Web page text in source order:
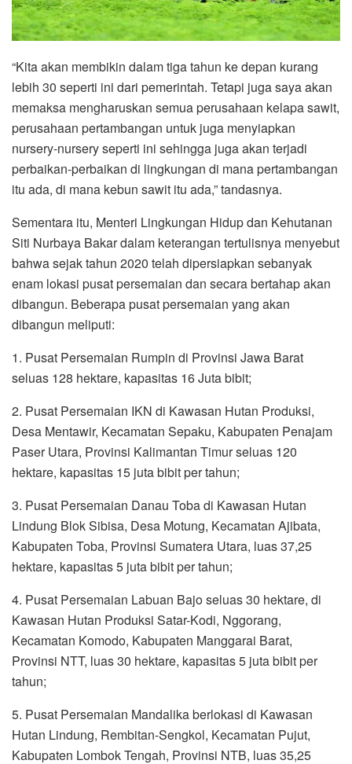
“Kita akan membikin dalam tiga tahun ke depan kurang
lebih 30 seperti ini dari pemerintah. Tetapi juga saya akan
memaksa mengharuskan semua perusahaan kelapa sawit,
perusahaan pertambangan untuk juga menyiapkan
nursery-nursery seperti ini sehingga juga akan terjadi
perbaikan-perbaikan di lingkungan di mana pertambangan
itu ada, di mana kebun sawit itu ada,” tandasnya.
Sementara itu, Menteri Lingkungan Hidup dan Kehutanan
Siti Nurbaya Bakar dalam keterangan tertulisnya menyebut
bahwa sejak tahun 2020 telah dipersiapkan sebanyak
enam lokasi pusat persemaian dan secara bertahap akan
dibangun. Beberapa pusat persemaian yang akan
dibangun meliputi:
1. Pusat Persemaian Rumpin di Provinsi Jawa Barat
seluas 128 hektare, kapasitas 16 Juta bibit;
2. Pusat Persemaian IKN di Kawasan Hutan Produksi,
Desa Mentawir, Kecamatan Sepaku, Kabupaten Penajam
Paser Utara, Provinsi Kalimantan Timur seluas 120
hektare, kapasitas 15 juta bibit per tahun;
3. Pusat Persemaian Danau Toba di Kawasan Hutan
Lindung Blok Sibisa, Desa Motung, Kecamatan Ajibata,
Kabupaten Toba, Provinsi Sumatera Utara, luas 37,25
hektare, kapasitas 5 juta bibit per tahun;
4. Pusat Persemaian Labuan Bajo seluas 30 hektare, di
Kawasan Hutan Produksi Satar-Kodi, Nggorang,
Kecamatan Komodo, Kabupaten Manggarai Barat,
Provinsi NTT, luas 30 hektare, kapasitas 5 juta bibit per
tahun;
5. Pusat Persemaian Mandalika berlokasi di Kawasan
Hutan Lindung, Rembitan-Sengkol, Kecamatan Pujut,
Kabupaten Lombok Tengah, Provinsi NTB, luas 35,25